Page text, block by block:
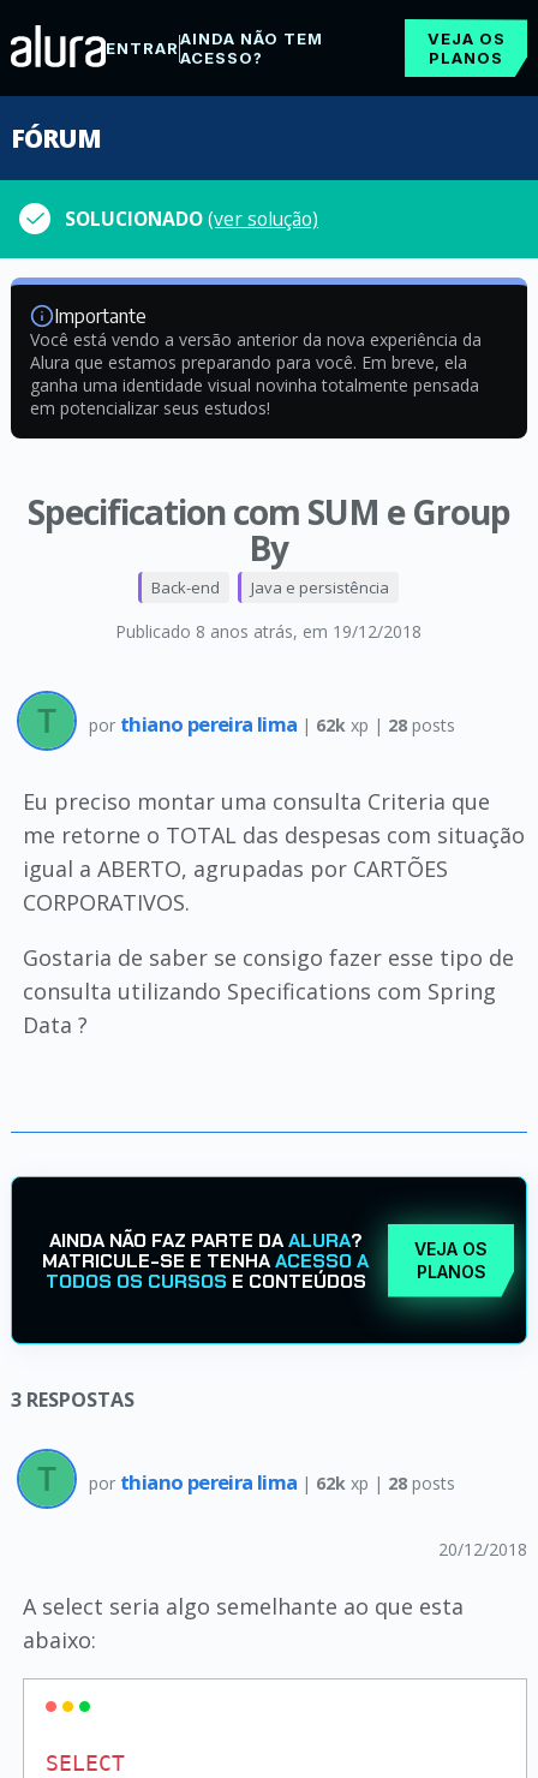
ENTRARAINDA NÃO TEM
ACESSO?
VEJA OS
PLANOS
FÓRUM
SOLUCIONADO(ver solução)
Importante
Você está vendo a versão anterior da nova experiência da
Alura que estamos preparando para você. Em breve, ela
ganha uma identidade visual novinha totalmente pensada
em potencializar seus estudos!
Specification com SUM e Group
By
Publicado 8 anos atrás, em 19/12/2018
Back-end Java e persistência
por thiano pereira lima | 62k xp | 28posts
Eu preciso montar uma consulta Criteria que
me retorne o TOTAL das despesas com situação
igual a ABERTO, agrupadas por CARTÕES
CORPORATIVOS.
Gostaria de saber se consigo fazer esse tipo de
consulta utilizando Specifications com Spring
Data ?
AINDA NÃO FAZ PARTE DAALURA?
MATRICULE-SE E TENHAACESSO A
TODOS OS CURSOS E CONTEÚDOS
VEJA OS
PLANOS
3 RESPOSTAS
por thiano pereira lima | 62k xp | 28posts
20/12/2018
A select seria algo semelhante ao que esta
abaixo:
SELECT